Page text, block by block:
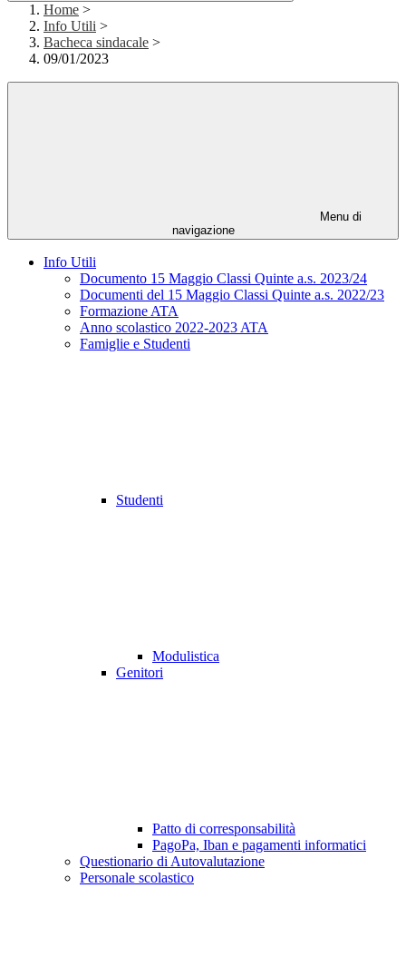
Home >
Info Utili >
Bacheca sindacale >
09/01/2023
Menu di
navigazione
Info Utili
Documento 15 Maggio Classi Quinte a.s. 2023/24
Documenti del 15 Maggio Classi Quinte a.s. 2022/23
Formazione ATA
Anno scolastico 2022-2023 ATA
Famiglie e Studenti
Studenti
Modulistica
Genitori
Patto di corresponsabilità
PagoPa, Iban e pagamenti informatici
Questionario di Autovalutazione
Personale scolastico